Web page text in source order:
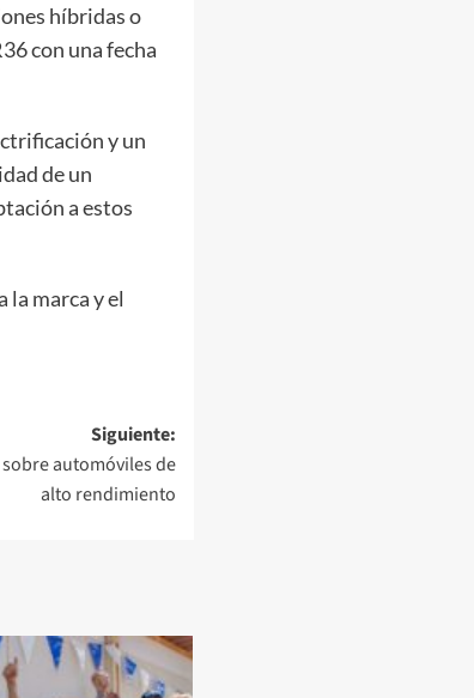
híbridas o
con una fecha
y un
de un
a estos
marca y el
Siguiente:
automóviles de
alto rendimiento